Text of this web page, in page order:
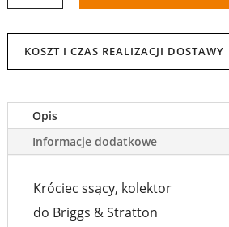
KRÓCIEC
SSĄCY
DO
B&S
OKRĄGŁY
CLASSIC
SPRINT
KOSZT I CZAS REALIZACJI DOSTAWY
Opis
Informacje dodatkowe
Króciec ssący, kolektor
do Briggs & Stratton